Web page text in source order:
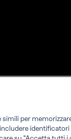
simili per